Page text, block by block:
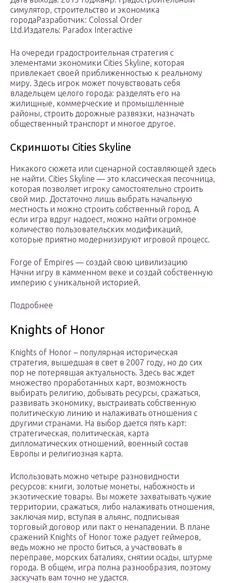
симулятор, строительство и экономика
городаРазработчик: Colossal Order
Ltd.Издатель: Paradox Interactive
На очереди градостроительная стратегия с
элементами экономики Cities Skyline, которая
привлекает своей приближенностью к реальному
миру. Здесь игрок может почувствовать себя
владельцем целого города: разделять его на
жилищные, коммерческие и промышленные
районы, строить дорожные развязки, назначать
общественный транспорт и многое другое.
Скриншоты Cities Skyline
Никакого сюжета или сценарной составляющей здесь
не найти. Cities Skyline — это классическая песочница,
которая позволяет игроку самостоятельно строить
свой мир. Достаточно лишь выбрать начальную
местность и можно строить собственный город. А
если игра вдруг надоест, можно найти огромное
количество пользовательских модификаций,
которые приятно модернизируют игровой процесс.
Forge of Empires — создай свою цивилизацию
Начни игру в камменном веке и создай собственную
империю с уникальной историей.
Подробнее
Knights of Honor
Knights of Honor – популярная историческая
стратегия, вышедшая в свет в 2007 году, но до сих
пор не потерявшая актуальность. Здесь вас ждет
множество проработанных карт, возможность
выбирать религию, добывать ресурсы, сражаться,
развивать экономику, выстраивать собственную
политическую линию и налаживать отношения с
другими странами. На выбор дается пять карт:
стратегическая, политическая, карта
дипломатических отношений, военный состав
Европы и религиозная карта.
Использовать можно четыре разновидности
ресурсов: книги, золотые монеты, набожность и
экзотические товары. Вы можете захватывать чужие
территории, сражаться, либо налаживать отношения,
заключая мир, вступая в альянс, подписывая
торговый договор или пакт о ненападении. В плане
сражений Knights of Honor тоже радует геймеров,
ведь можно не просто биться, а участвовать в
переправе, морских баталиях, снятии осады, штурме
города. В общем, игра полна разнообразия, поэтому
заскучать вам точно не удастся.